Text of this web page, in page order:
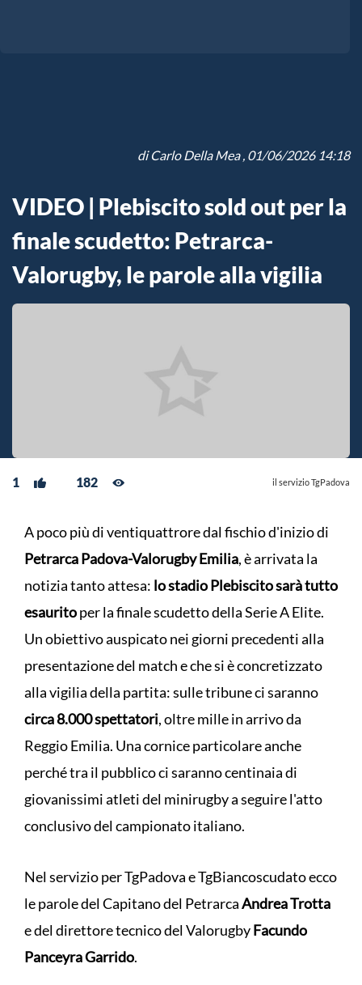
diCarlo Della Mea, 01/06/2026 14:18
VIDEO | Plebiscito sold out per la
finale scudetto: Petrarca-
Valorugby, le parole alla vigilia
1 182 il servizio TgPadova
A poco più di ventiquattrore dal fischio d'inizio di
Petrarca Padova-Valorugby Emilia, è arrivata la
notizia tanto attesa: lo stadio Plebiscito sarà tutto
esauritoper la finale scudetto della Serie A Elite.
Un obiettivo auspicato nei giorni precedenti alla
presentazione del match e che si è concretizzato
alla vigilia della partita: sulle tribune ci saranno
circa 8.000 spettatori, oltre mille in arrivo da
Reggio Emilia. Una cornice particolare anche
perché tra il pubblico ci saranno centinaia di
giovanissimi atleti del minirugby a seguire l'atto
conclusivo del campionato italiano.
Nel servizio per TgPadova e TgBiancoscudato ecco
le parole del Capitano del PetrarcaAndrea Trotta
e del direttore tecnico del ValorugbyFacundo
Panceyra Garrido.